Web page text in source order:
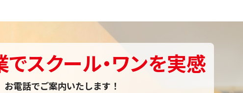
でスクール・ワンを実感
お電話でご案内いたします！